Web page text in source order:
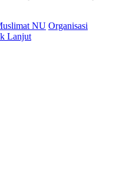
NU Organisasi
Lanjut